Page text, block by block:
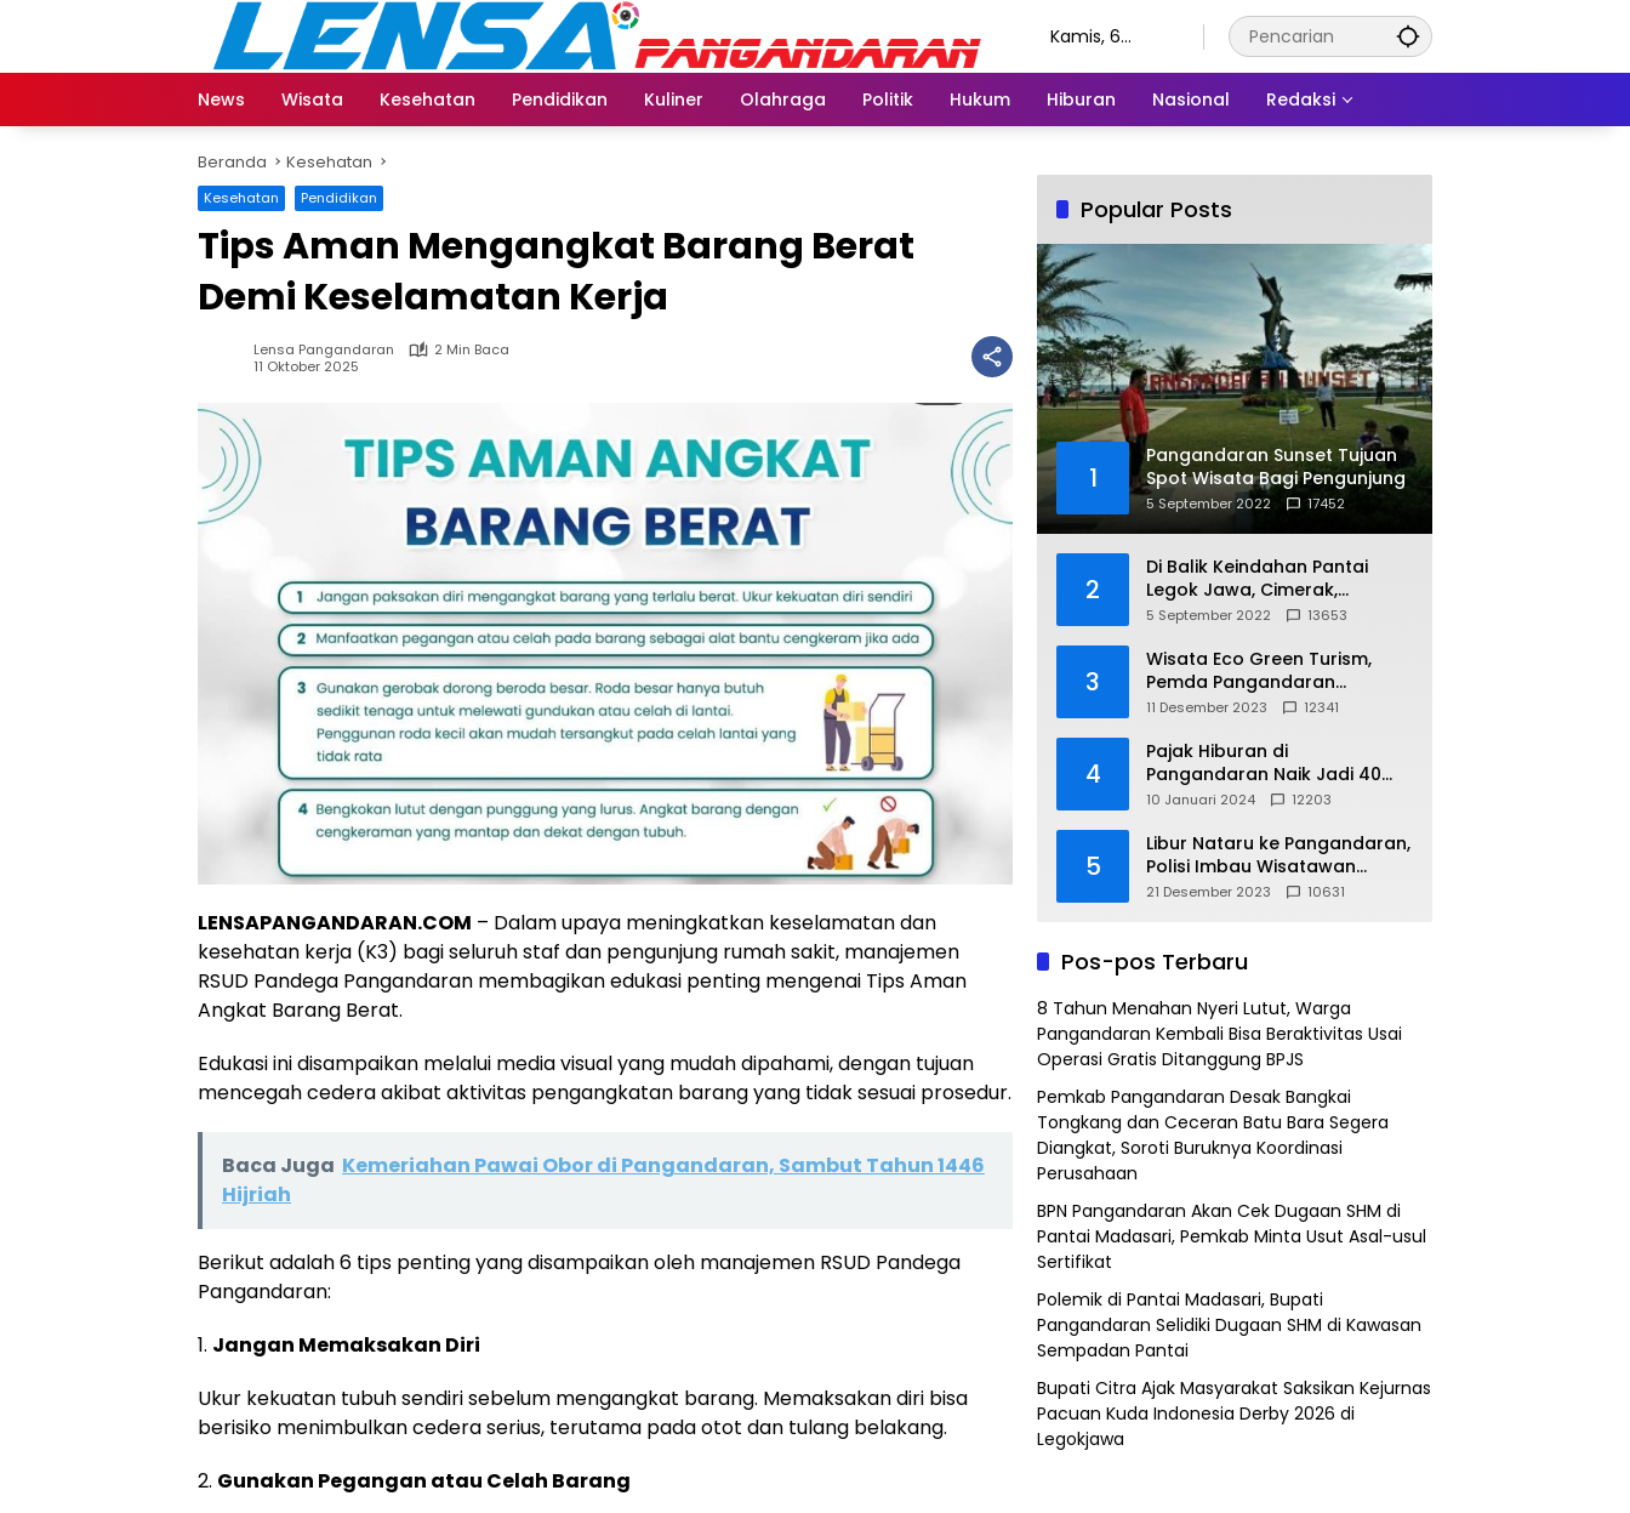
Kamis, 6
News
Wisata Kesehatan Pendidikan Kuliner Olahraga Politik Hukum Hiburan Nasional Redaksi
Beranda Kesehatan
Kesehatan Pendidikan
Tips Aman Mengangkat Barang Berat
Demi Keselamatan Kerja
Lensa Pangandaran
2 Min Baca
11 Oktober 2025
LENSAPANGANDARAN.COM – Dalam upaya meningkatkan keselamatan dan
kesehatan kerja (K3) bagi seluruh staf dan pengunjung rumah sakit, manajemen
RSUD Pandega Pangandaran membagikan edukasi penting mengenai Tips Aman
Angkat Barang Berat.
Edukasi ini disampaikan melalui media visual yang mudah dipahami, dengan tujuan
mencegah cedera akibat aktivitas pengangkatan barang yang tidak sesuai prosedur.
Baca Juga Kemeriahan Pawai Obor di Pangandaran, Sambut Tahun 1446
Hijriah
Berikut adalah 6 tips penting yang disampaikan oleh manajemen RSUD Pandega
Pangandaran:
1. Jangan Memaksakan Diri
Ukur kekuatan tubuh sendiri sebelum mengangkat barang. Memaksakan diri bisa
berisiko menimbulkan cedera serius, terutama pada otot dan tulang belakang.
2. Gunakan Pegangan atau Celah Barang
Popular Posts
1
Pangandaran Sunset Tujuan
Spot Wisata Bagi Pengunjung
5 September 2022 17452
2
Di Balik Keindahan Pantai
Legok Jawa, Cimerak,
Pangandaran
5 September 2022 13653
3
Wisata Eco Green Turism,
Pemda Pangandaran
Gandeng PLN
11 Desember 2023 12341
4
Pajak Hiburan di
Pangandaran Naik Jadi 40
Persen
10 Januari 2024 12203
5
Libur Nataru ke Pangandaran,
Polisi Imbau Wisatawan
Gunakan Jalur Arteri
21 Desember 2023 10631
Pos-pos Terbaru
8 Tahun Menahan Nyeri Lutut, Warga
Pangandaran Kembali Bisa Beraktivitas Usai
Operasi Gratis Ditanggung BPJS
Pemkab Pangandaran Desak Bangkai
Tongkang dan Ceceran Batu Bara Segera
Diangkat, Soroti Buruknya Koordinasi
Perusahaan
BPN Pangandaran Akan Cek Dugaan SHM di
Pantai Madasari, Pemkab Minta Usut Asal-usul
Sertifikat
Polemik di Pantai Madasari, Bupati
Pangandaran Selidiki Dugaan SHM di Kawasan
Sempadan Pantai
Bupati Citra Ajak Masyarakat Saksikan Kejurnas
Pacuan Kuda Indonesia Derby 2026 di
Legokjawa